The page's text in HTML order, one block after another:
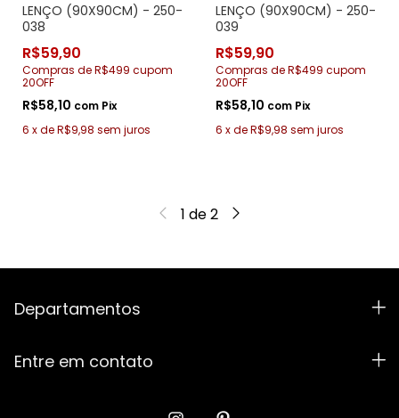
LENÇO (90X90CM) - 250-
038
R$59,90
Compras de R$499 cupom
20OFF
R$58,10 com Pix
6 xdeR$9,98 sem juros
LENÇO (90X90CM) - 250-
039
R$59,90
Compras de R$499 cupom
20OFF
R$58,10 com Pix
6 xdeR$9,98 sem juros
1 de2
Departamentos
Entre em contato